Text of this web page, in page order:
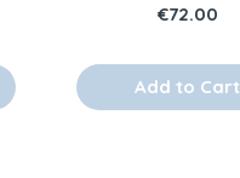
Price
€72.00
Add to Cart